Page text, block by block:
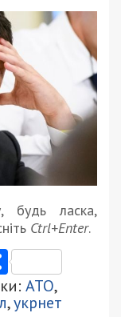
будь ласка,
Ctrl+Enter.
АТО,
,укрнет